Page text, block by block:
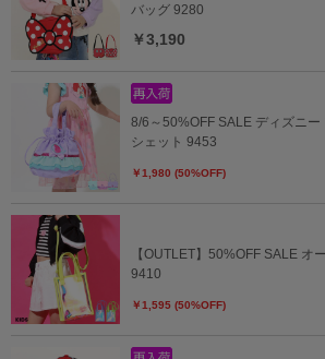
バッグ 9280
￥3,190
8/6～50%OFF SALE ディズニー
シェット 9453
￥1,980 (50%OFF)
【OUTLET】50%OFF SALE オ
9410
￥1,595 (50%OFF)